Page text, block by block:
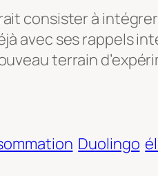
consister à
avec ses rappels
terrain
Duolingo